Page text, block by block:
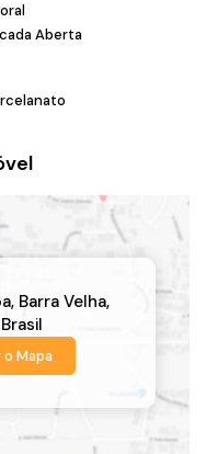
Aberta
, Barra Velha,
Brasil
o Mapa